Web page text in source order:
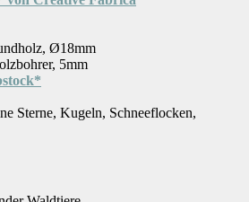
Ø18mm
5mm
Sterne, Kugeln, Schneeflocken,